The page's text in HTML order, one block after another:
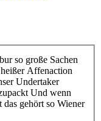
so große Sachen
Affenaction
Undertaker
Und wenn
gehört so Wiener